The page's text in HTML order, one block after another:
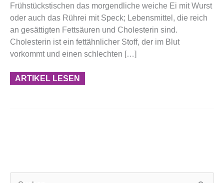
Frühstückstischen das morgendliche weiche Ei mit Wurst
oder auch das Rührei mit Speck; Lebensmittel, die reich
an gesättigten Fettsäuren und Cholesterin sind.
Cholesterin ist ein fettähnlicher Stoff, der im Blut
vorkommt und einen schlechten […]
ARTIKEL LESEN